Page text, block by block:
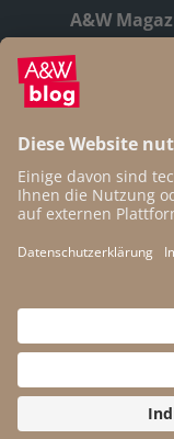
A&W
Geschichte
Newsletter
Open
Impressum
Cookie-